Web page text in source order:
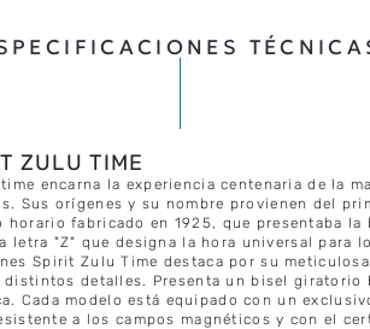
ZULU TIME
encarna la experiencia centenaria de la
Sus orígenes y su nombre provienen del
horario fabricado en 1925, que presentaba la
letra "Z" que designa la hora universal para
Spirit Zulu Time destaca por su
distintos detalles. Presenta un bisel giratorio
Cada modelo está equipado con un
a los campos magnéticos y con el